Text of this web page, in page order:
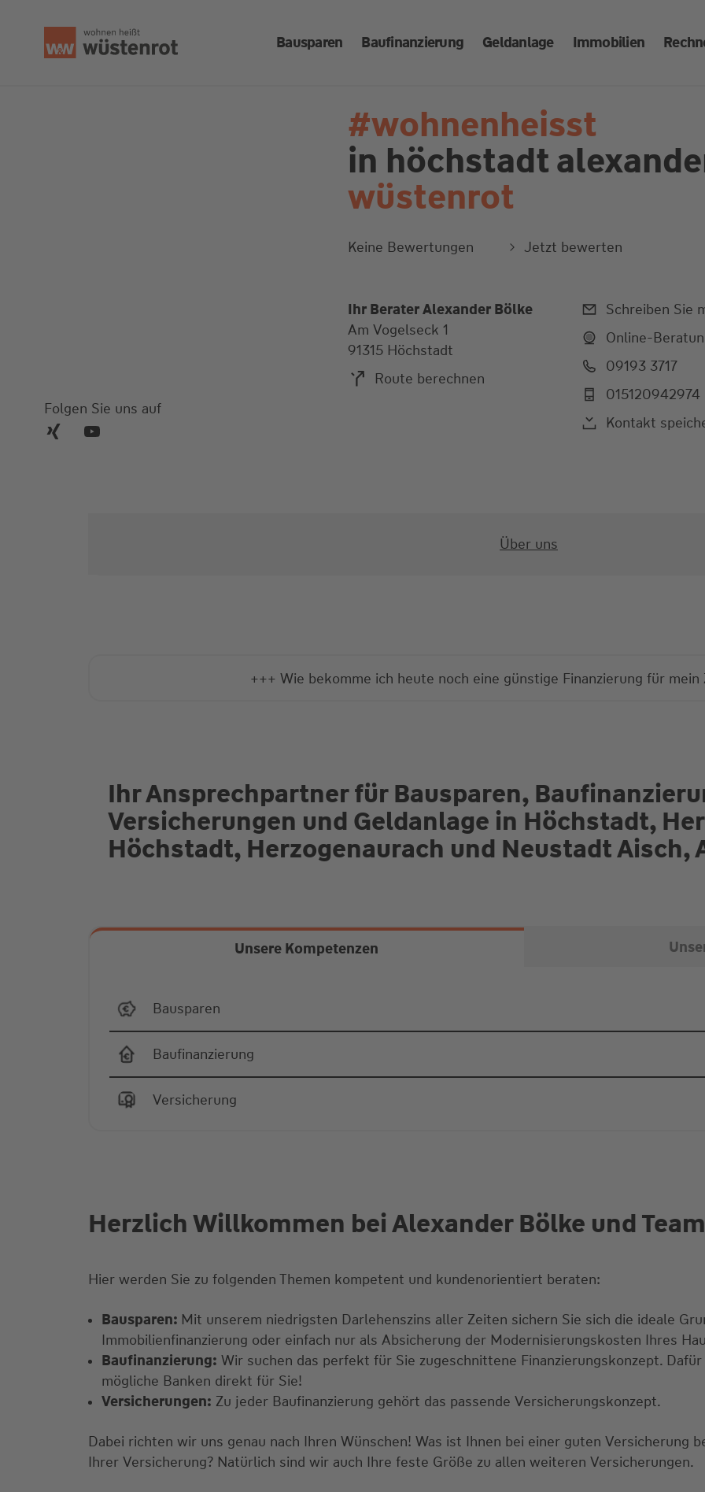
Bausparen Baufinanzierung Geldanlage Immobilien
Folgen Sie uns auf
#wohnenheisst
in höchstadt
wüstenrot
Keine Bewertungen Jetzt bewerten
Ihr Berater Alexander Bölke
Am Vogelseck 1
91315 Höchstadt
Route berechnen
Schreiben Sie
Online-
09193 3717
015120942974
Kontakt
Über uns
+++ Wie bekomme ich heute noch eine günstige Finanzierung für mein
Ihr Ansprechpartner für Bausparen,
Versicherungen und Geldanlage in Höchstadt,
Höchstadt, Herzogenaurach und Neustadt Aisch,
Unsere Kompetenzen
Bausparen
Baufinanzierung
Versicherung
Herzlich Willkommen bei Alexander Bölke und Team
Hier werden Sie zu folgenden Themen kompetent und kundenorientiert beraten:
Bausparen: Mit unserem niedrigsten Darlehenszins aller Zeiten sichern Sie sich die ideale
Immobilienfinanzierung oder einfach nur als Absicherung der Modernisierungskosten Ihres
Baufinanzierung: Wir suchen das perfekt für Sie zugeschnittene Finanzierungskonzept.
mögliche Banken direkt für Sie!
Versicherungen: Zu jeder Baufinanzierung gehört das passende Versicherungskonzept.
Dabei richten wir uns genau nach Ihren Wünschen! Was ist Ihnen bei einer guten Versicherung
Ihrer Versicherung? Natürlich sind wir auch Ihre feste Größe zu allen weiteren Versicherungen.